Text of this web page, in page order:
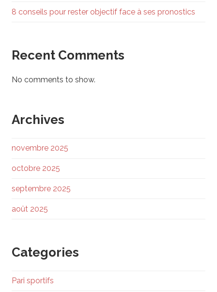
8 conseils pour rester objectif face à ses pronostics
Recent Comments
No comments to show.
Archives
novembre 2025
octobre 2025
septembre 2025
août 2025
Categories
Pari sportifs